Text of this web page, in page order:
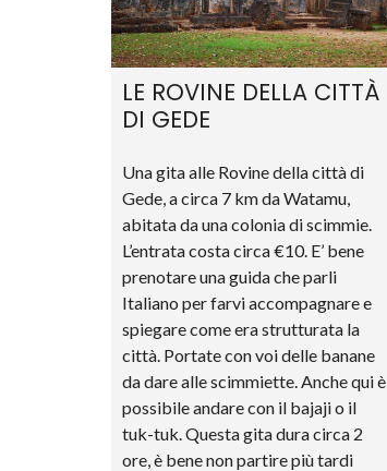
LE ROVINE DELLA CITTÀ
DI GEDE
Una gita alle Rovine della città di
Gede, a circa 7 km da Watamu,
abitata da una colonia di scimmie.
L’entrata costa circa €10. E’ bene
prenotare una guida che parli
Italiano per farvi accompagnare e
spiegare come era strutturata la
città. Portate con voi delle banane
da dare alle scimmiette. Anche qui è
possibile andare con il bajaji o il
tuk-tuk. Questa gita dura circa 2
ore, è bene non partire più tardi